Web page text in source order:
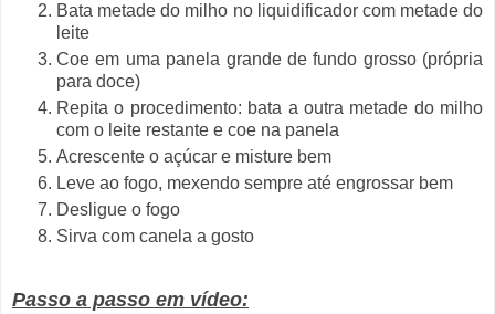
Bata metade do milho no liquidificador com metade do
leite
Coe em uma panela grande de fundo grosso (própria
para doce)
Repita o procedimento: bata a outra metade do milho
com o leite restante e coe na panela
Acrescente o açúcar e misture bem
Leve ao fogo, mexendo sempre até engrossar bem
Desligue o fogo
Sirva com canela a gosto
Passo a passo em vídeo: